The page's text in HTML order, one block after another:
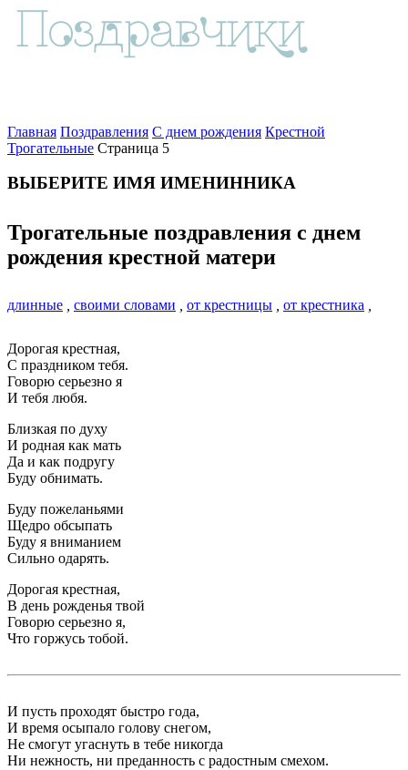
Главная Поздравления С днем рождения Крестной
Трогательные Страница 5
ВЫБЕРИТЕ ИМЯ ИМЕНИННИКА
Трогательные поздравления с днем
рождения крестной матери
длинные своими словами от крестницы от крестника
Дорогая крестная,
С праздником тебя.
Говорю серьезно я
И тебя любя.
Близкая по духу
И родная как мать
Да и как подругу
Буду обнимать.
Буду пожеланьями
Щедро обсыпать
Буду я вниманием
Сильно одарять.
Дорогая крестная,
В день рожденья твой
Говорю серьезно я,
Что горжусь тобой.
И пусть проходят быстро года,
И время осыпало голову снегом,
Не смогут угаснуть в тебе никогда
Ни нежность, ни преданность с радостным смехом.